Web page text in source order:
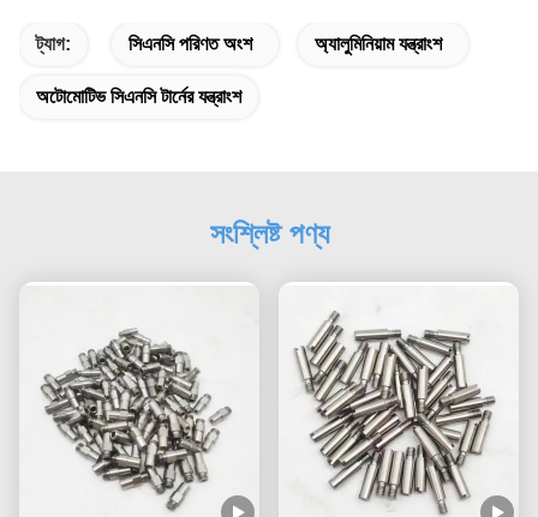
ট্যাগ: সিএনসি পরিণত অংশ অ্যালুমিনিয়াম যন্ত্রাংশ
অটোমোটিভ সিএনসি টার্নের যন্ত্রাংশ
সংশ্লিষ্ট পণ্য